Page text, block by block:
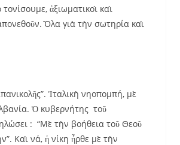
ἀξιωματικοὶ καὶ
Ὅλα γιὰ τὴν σωτηρία καὶ
Ἰταλικὴ νηοπομπή, μὲ
Ὁ κυβερνήτης τοῦ
: “Μὲ τὴν βοήθεια τοῦ Θεοῦ
Καὶ νά, ἡ νίκη ἦρθε μὲ τὴν